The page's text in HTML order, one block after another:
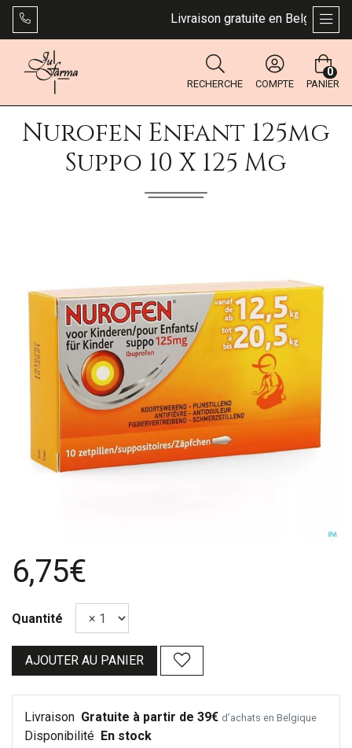
Livraison gratuite en Belgique
RECHERCHE COMPTE PANIER
0
Nurofen Enfant 125mg
Suppo 10 X 125 Mg
6,75€
Quantité
AJOUTER AU PANIER
Livraison Gratuite à partir de 39€ d’achats en Belgique
Disponibilité En stock